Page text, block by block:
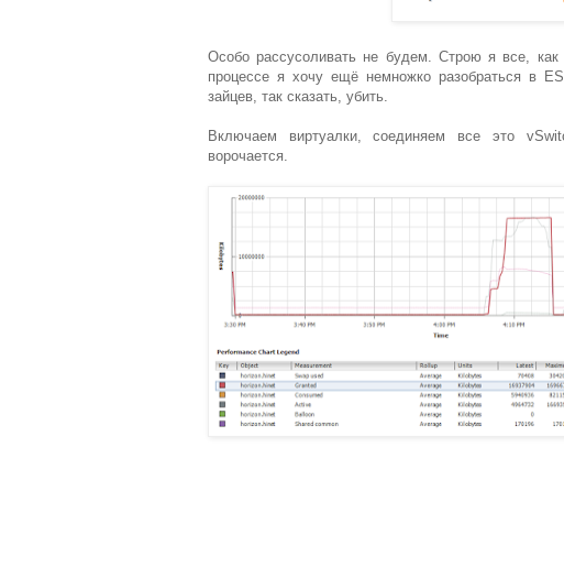
Особо рассусоливать не будем. Строю я все,
процессе я хочу ещё немножко разобраться в
зайцев, так сказать, убить.
Включаем виртуалки, соединяем все это
ворочается.